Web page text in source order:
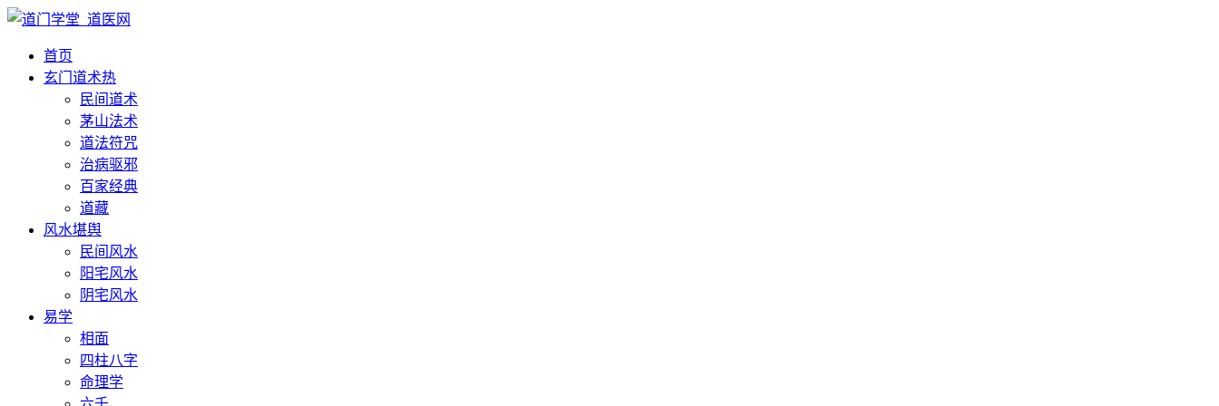
首页
玄门道术热
民间道术
茅山法术
道法符咒
治病驱邪
百家经典
道藏
风水堪舆
民间风水
阳宅风水
阴宅风水
易学
相面
四柱八字
命理学